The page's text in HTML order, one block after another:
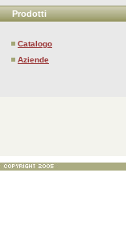
Prodotti
Catalogo
Aziende